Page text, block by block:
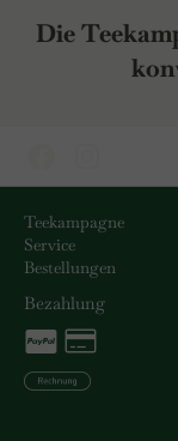
Die
Teekampagne
Service
Bestellungen
Bezahlung